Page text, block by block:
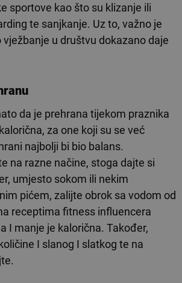
sportove kao što su klizanje ili
te sanjkanje. Uz to, važno je
u društvu dokazano daje
da je prehrana tijekom praznika
za one koji su se već
najbolji bi bio balans.
na razne načine, stoga dajte si
umjesto sokom ili nekim
pićem, zalijte obrok sa vodom od
receptima fitness influencera
I manje je kalorična. Također,
I slanog I slatkog te na